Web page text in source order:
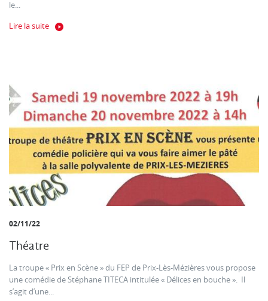
le...
Lire la suite
02/11/22
Théatre
La troupe « Prix en Scène » du FEP de Prix-Lès-Mézières vous propose
une comédie de Stéphane TITECA intitulée « Délices en bouche ». Il
s’agit d’une...